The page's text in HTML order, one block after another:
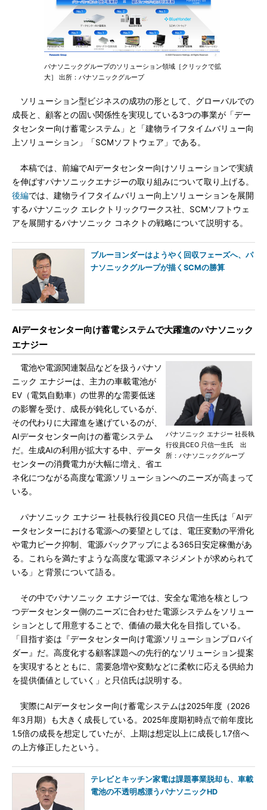
パナソニックグループのソリューション領域［クリックで拡
大］ 出所：パナソニックグループ
ソリューション型ビジネスの成功の形として、グローバルでの
成長と、顧客との固い関係性を実現している3つの事業が「デー
タセンター向け蓄電システム」と「建物ライフタイムバリュー向
上ソリューション」「SCMソフトウェア」である。
本稿では、前編でAIデータセンター向けソリューションで実績
を伸ばすパナソニックエナジーの取り組みについて取り上げる。
後編では、建物ライフタイムバリュー向上ソリューションを展開
するパナソニック エレクトリックワークス社、SCMソフトウェ
アを展開するパナソニック コネクトの戦略について説明する。
ブルーヨンダーはようやく回収フェーズへ、パ
ナソニックグループが描くSCMの勝算
AIデータセンター向け蓄電システムで大躍進のパナソニック
エナジー
パナソニック エナジー 社長執
行役員CEO 只信一生氏 出
所：パナソニックグループ
電池や電源関連製品などを扱うパナソ
ニック エナジーは、主力の車載電池が
EV（電気自動車）の世界的な需要低迷
の影響を受け、成長が鈍化しているが、
その代わりに大躍進を遂げているのが、
AIデータセンター向けの蓄電システム
だ。生成AIの利用が拡大する中、データ
センターの消費電力が大幅に増え、省エ
ネ化につながる高度な電源ソリューションへのニーズが高まって
いる。
パナソニック エナジー 社長執行役員CEO 只信一生氏は「AIデ
ータセンターにおける電源への要望としては、電圧変動の平滑化
や電力ピーク抑制、電源バックアップによる365日安定稼働があ
る。これらを満たすような高度な電源マネジメントが求められて
いる」と背景について語る。
その中でパナソニック エナジーでは、安全な電池を核としつ
つデータセンター側のニーズに合わせた電源システムをソリュー
ションとして用意することで、価値の最大化を目指している。
「目指す姿は『データセンター向け電源ソリューションプロバイ
ダー』だ。高度化する顧客課題への先行的なソリューション提案
を実現するとともに、需要急増や変動などに柔軟に応える供給力
を提供価値としていく」と只信氏は説明する。
実際にAIデータセンター向け蓄電システムは2025年度（2026
年3月期）も大きく成長している。2025年度期初時点で前年度比
1.5倍の成長を想定していたが、上期は想定以上に成長し1.7倍へ
の上方修正したという。
テレビとキッチン家電は課題事業脱却も、車載
電池の不透明感漂うパナソニックHD